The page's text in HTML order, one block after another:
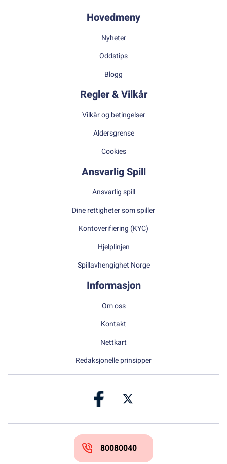
Hovedmeny
Nyheter
Oddstips
Blogg
Regler & Vilkår
Vilkår og betingelser
Aldersgrense
Cookies
Ansvarlig Spill
Ansvarlig spill
Dine rettigheter som spiller
Kontoverifiering (KYC)
Hjelplinjen
Spillavhengighet Norge
Informasjon
Om oss
Kontakt
Nettkart
Redaksjonelle prinsipper
80080040